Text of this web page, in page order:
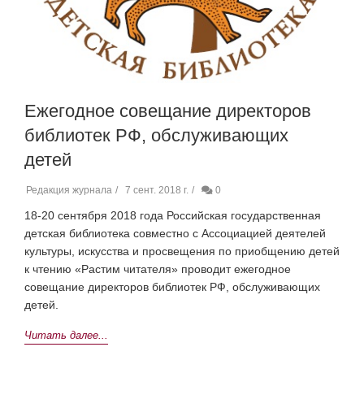
Ежегодное совещание директоров
библиотек РФ, обслуживающих
детей
Редакция журнала 7 сент. 2018 г. 0
18-20 сентября 2018 года Российская государственная
детская библиотека совместно с Ассоциацией деятелей
культуры, искусства и просвещения по приобщению детей
к чтению «Растим читателя» проводит ежегодное
совещание директоров библиотек РФ, обслуживающих
детей.
Читать далее...